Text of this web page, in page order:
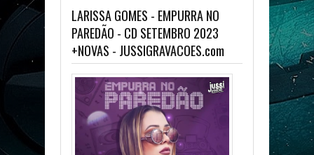
JUSSIGRAVACOES.COM
LARISSA GOMES - EMPURRA NO
PAREDÃO - CD SETEMBRO 2023
+NOVAS - JUSSIGRAVACOES.com